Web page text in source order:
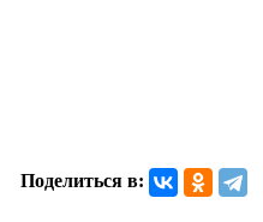
Поделиться в: